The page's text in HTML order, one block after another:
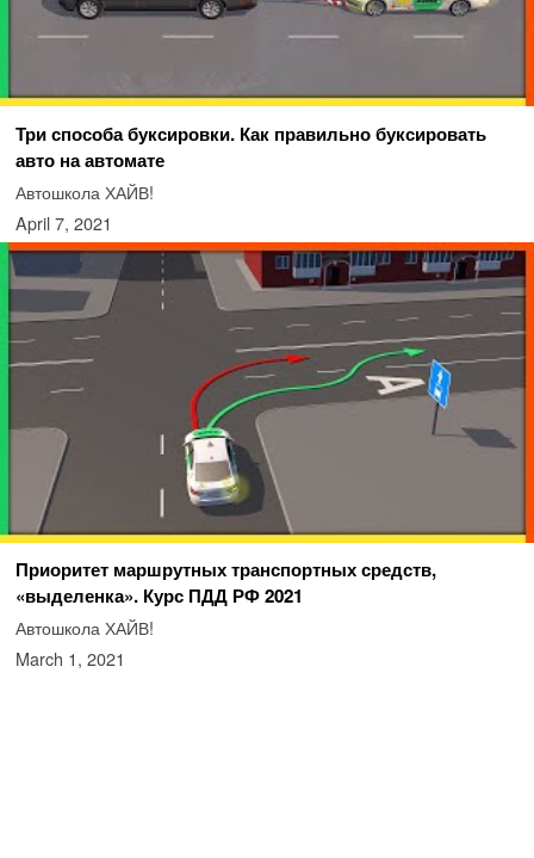
Три способа буксировки. Как правильно буксировать
авто на автомате
Автошкола ХАЙВ!
April 7, 2021
Приоритет маршрутных транспортных средств,
«выделенка». Курс ПДД РФ 2021
Автошкола ХАЙВ!
March 1, 2021